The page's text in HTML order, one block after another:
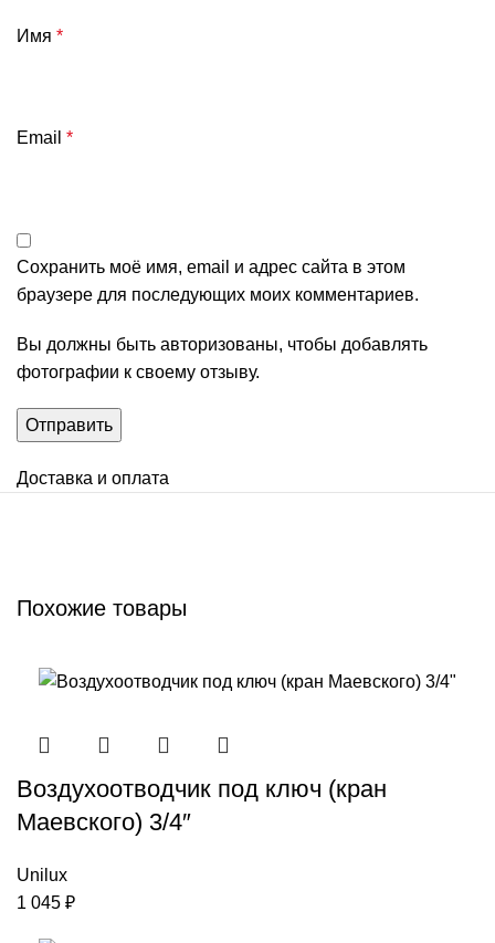
Имя *
Email *
Сохранить моё имя, email и адрес сайта в этом
браузере для последующих моих комментариев.
Вы должны быть авторизованы, чтобы добавлять
фотографии к своему отзыву.
Доставка и оплата
Похожие товары
Воздухоотводчик под ключ (кран
Маевского) 3/4″
Unilux
1 045 ₽